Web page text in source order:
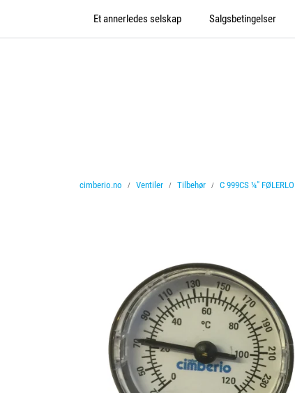
Et annerledes selskap Salgsbetingelser
cimberio.no Ventiler Tilbehør C 999CS ¼"